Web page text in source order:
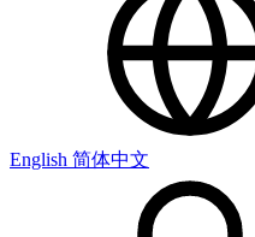
English 简体中文